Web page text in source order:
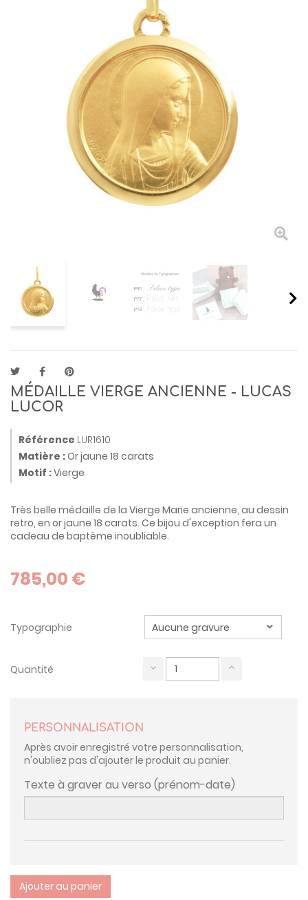
MÉDAILLE VIERGE ANCIENNE - LUCAS
LUCOR
Référence LUR1610
Matière :Or jaune 18 carats
Motif :Vierge
Très belle médaille de la Vierge Marie ancienne, au dessin
retro, en or jaune 18 carats. Ce bijou d'exception fera un
cadeau de baptême inoubliable.
785,00 €
Typographie
Quantité
PERSONNALISATION
Après avoir enregistré votre personnalisation,
n'oubliez pas d'ajouter le produit au panier.
Texte à graver au verso (prénom-date)
Ajouter au panier